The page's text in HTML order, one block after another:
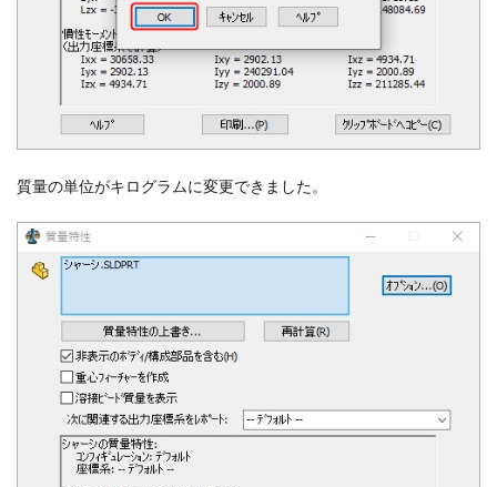
質量の単位がキログラムに変更できました。